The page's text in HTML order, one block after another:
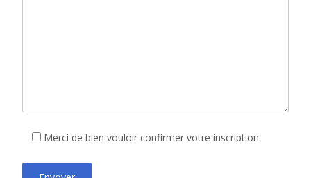
Merci de bien vouloir confirmer votre inscription.